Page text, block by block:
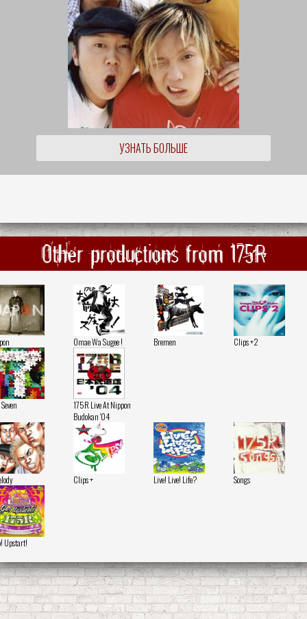
УЗНАТЬ БОЛЬШЕ
Other productions from 175R
Omae Wa Sugee ! Bremen Clips +2
175R Live At Nippon
Budokan '04
Clips + Live! Live! Life? Songs
Upstart!